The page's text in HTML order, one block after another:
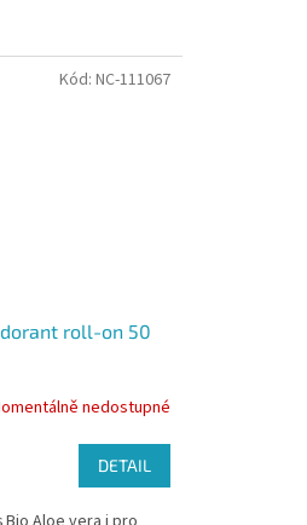
roll-on 50
nedostupné
DETAIL
Kód: NC-111067